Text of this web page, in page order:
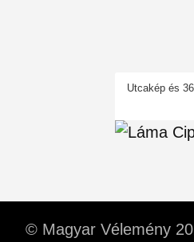
Utcakép és
© Magyar Vélemény